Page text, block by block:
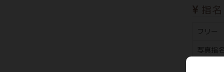
指名
フリー
写真指